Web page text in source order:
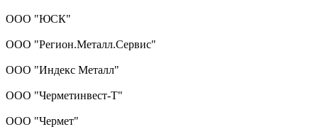
ООО "ЮСК"
ООО "Регион.Металл.Сервис"
ООО "Индекс Металл"
ООО "Черметинвест-Т"
ООО "Чермет"